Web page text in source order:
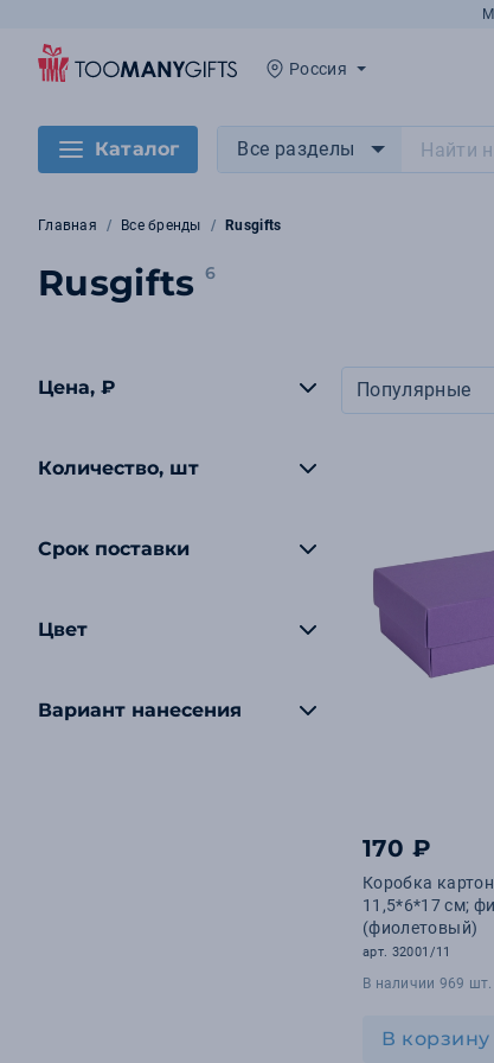
Россия
Каталог Все разделы
Главная Все бренды Rusgifts
Rusgifts6
Цена, ₽
Количество, шт
Срок поставки
Цвет
Вариант нанесения
Популярные
170 ₽
Коробка
11,5*6*17 см;
(фиолетовый)
арт. 32001/11
В наличии 969 шт.
В корзину